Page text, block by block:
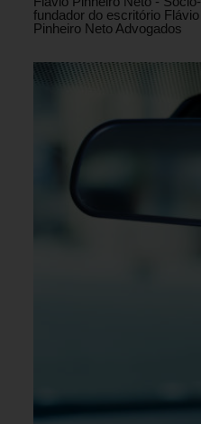
fundador do escritório Flávio
Pinheiro Neto Advogados